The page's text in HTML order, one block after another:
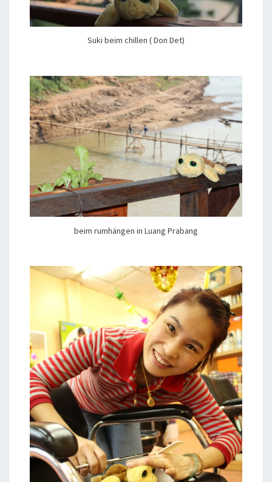
Suki beim chillen ( Don Det)
beim rumhängen in Luang Prabang